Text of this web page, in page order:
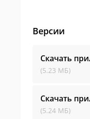
Версии
Скачать
(5.23 МБ)
Скачать
(5.24 МБ)